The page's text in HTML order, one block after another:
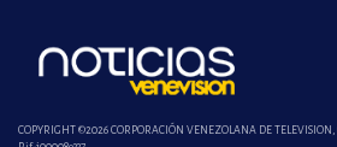
COPYRIGHT ©2026 CORPORACIÓN VENEZOLANA DE